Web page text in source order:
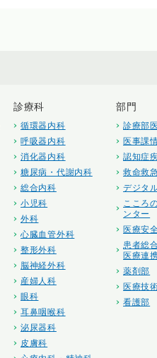
診療科
循環器内科
呼吸器内科
消化器内科
糖尿病・代謝内科
総合内科
小児科
外科
心臓血管外科
整形外科
脳神経外科
産婦人科
眼科
耳鼻咽喉科
泌尿器科
皮膚科
部門
診療部
医事課
認知症
救命救
デジタ
こころ
ンター
医療安
患者総
医療連
薬剤部
医療技
看護部